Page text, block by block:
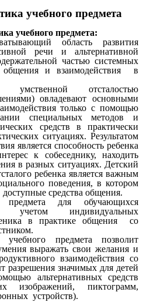
учебного предмета
учебного предмета:
область развития
речи и альтернативной
частью системных
общения и взаимодействия в
отсталостью
овладевают основными
только с помощью
специальных методов и
средств в практически
ситуациях. Результатом
является способность ребенка
к собеседнику, находить
в разных ситуациях. Детский
ребенка является важным
поведения, в котором
средства общения.
предмета для обучающихся
учетом индивидуальных
в практике общения со
учебного предмета позволит
выражать свои желания и
взаимодействия со
разрешения значимых для детей
альтернативных средств
изображений, пиктограмм,
устройств).